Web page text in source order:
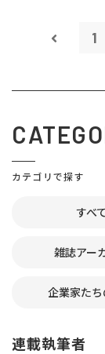
1
カテゴリで探す
すべ
雑誌アー
企業家た
連載執筆者